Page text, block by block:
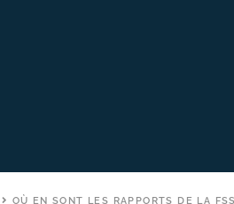
OÙ EN SONT LES RAPPORTS DE LA